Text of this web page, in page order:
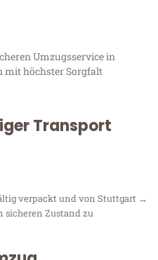
Umzugsservice in
mit höchster Sorgfalt
Transport
verpackt und von Stuttgart →
sicheren Zustand zu